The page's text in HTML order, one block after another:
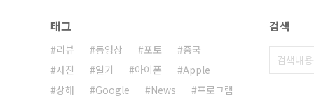
태그
리뷰 동영상 포토
중국
사진
일기 아이폰
Apple
상해
Google News 프로그램
검색